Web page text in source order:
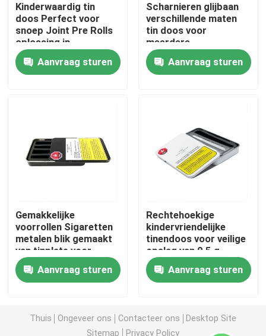
Producten
Videos
Fabrieksreis
Neem contact met ons op
Nieuws
Aangepast wietpakket
Kinderwaardig tin
doos Perfect voor
snoep Joint Pre Rolls
oplossing in
verschillende maten
Aanvraag sturen
Scharnieren glijbaan
verschillende maten
tin doos voor
meerdere
gezamenlijke prerolls
kind resistent ontwerp
Aanvraag sturen
Gemakkelijke
voorrollen Sigaretten
metalen blik gemaakt
van tinplate voor
duurzame en stijlvolle
opslagAanvraag sturen
Rechtehoekige
kindervriendelijke
tinendoos voor veilige
opslag van 0,5 g
voorrollen en eetbare
productenAanvraag sturen
Thuis Ongeveer ons Contacteer ons
Desktop Site
Sitemap
Privacy Policy